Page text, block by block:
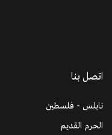
اتصل بنا
نابلس - فلسطين
الحرم القديم